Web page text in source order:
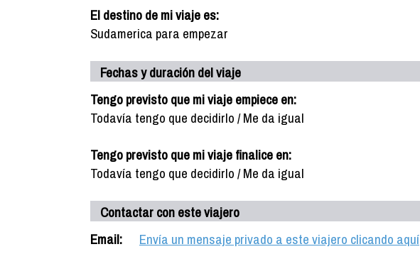
El destino de mi viaje es:
Sudamerica para empezar
Fechas y duración del viaje
Tengo previsto que mi viaje empiece en:
Todavía tengo que decidirlo / Me da igual
Tengo previsto que mi viaje finalice en:
Todavía tengo que decidirlo / Me da igual
Contactar con este viajero
Email:
Envía un mensaje privado a este viajero clicando aquí